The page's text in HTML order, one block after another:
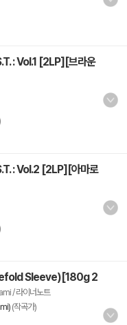
: Vol.1 [2LP][브라운
: Vol.2 [2LP][아마로
Sleeve)[180g 2
/ 라이너노트
(작곡가)